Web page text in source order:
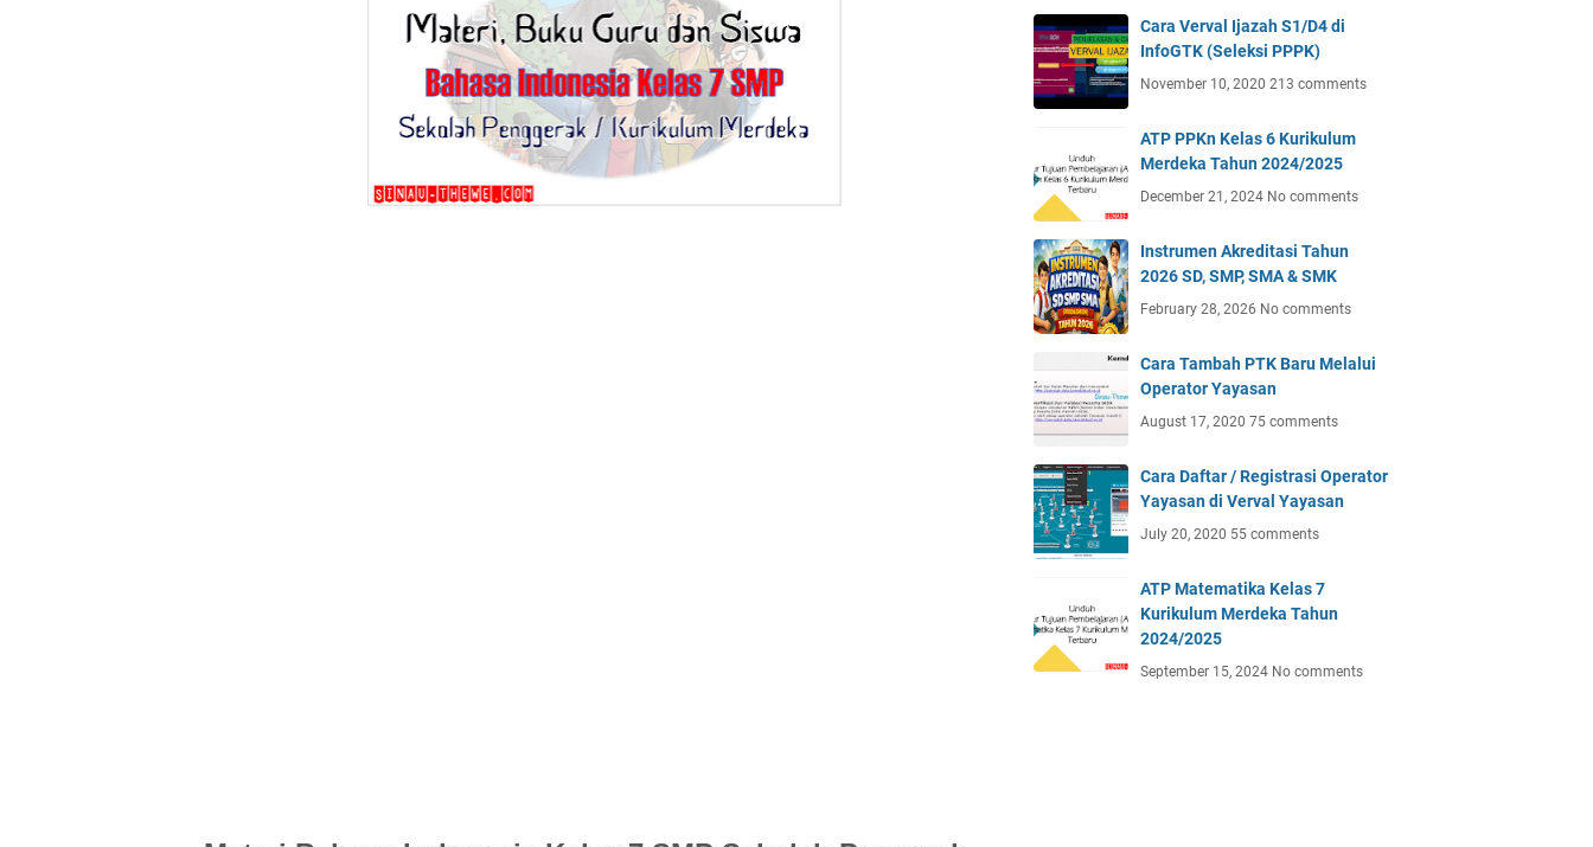
Cara Verval Ijazah S1/D4 di
InfoGTK (Seleksi PPPK)
November 10, 2020 213 comments
ATP PPKn Kelas 6 Kurikulum
Merdeka Tahun 2024/2025
December 21, 2024 No comments
Instrumen Akreditasi Tahun
2026 SD, SMP, SMA & SMK
February 28, 2026 No comments
Cara Tambah PTK Baru Melalui
Operator Yayasan
August 17, 2020 75 comments
Cara Daftar / Registrasi Operator
Yayasan di Verval Yayasan
July 20, 2020 55 comments
ATP Matematika Kelas 7
Kurikulum Merdeka Tahun
2024/2025
September 15, 2024 No comments